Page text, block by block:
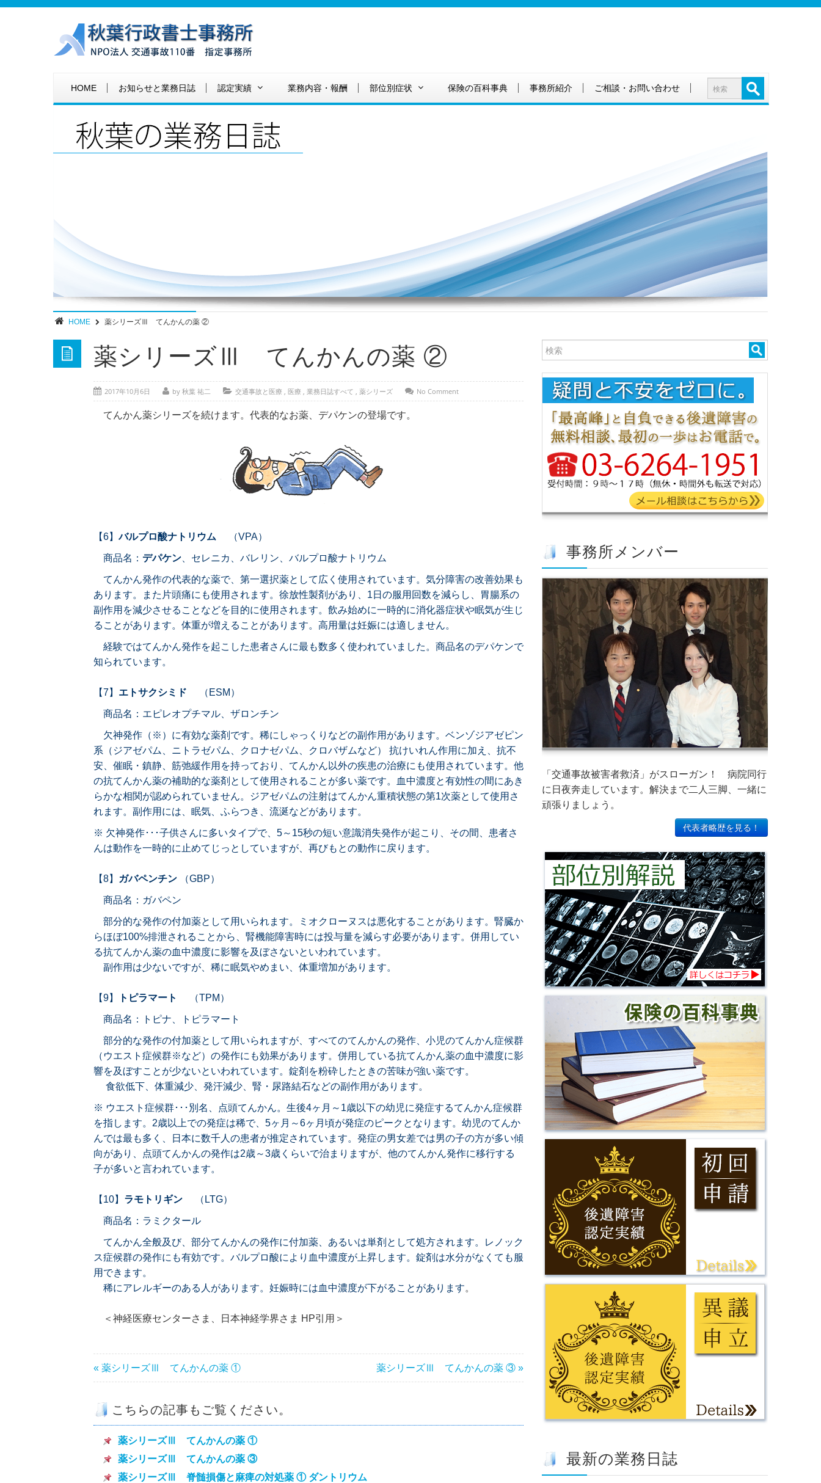
HOME お知らせと業務日誌 認定実績 業務内容・報酬 部位別症状 保険の百科事典 事務所紹介 ご相談・お問い合わせ
HOME 薬シリーズⅢ てんかんの薬 ②
薬シリーズⅢ てんかんの薬 ②
2017年10月6日 by 秋葉 祐二 交通事故と医療 , 医療 , 業務日誌すべて , 薬シリーズ No Comment
てんかん薬シリーズを続けます。代表的なお薬、デパケンの登場です。
【6】バルプロ酸ナトリウム （VPA）
商品名： デパケン、セレニカ、バレリン、バルプロ酸ナトリウム
てんかん発作の代表的な薬で、第一選択薬として広く使用されています。気分障害の改善効果も
あります。また片頭痛にも使用されます。徐放性製剤があり、1日の服用回数を減らし、胃腸系の
副作用を減少させることなどを目的に使用されます。飲み始めに一時的に消化器症状や眠気が生じ
ることがあります。体重が増えることがあります。高用量は妊娠には適しません。
経験ではてんかん発作を起こした患者さんに最も数多く使われていました。商品名のデパケンで
知られています。
【7】 エトサクシミド （ESM）
商品名：エピレオプチマル、ザロンチン
欠神発作（※）に有効な薬剤です。稀にしゃっくりなどの副作用があります。ベンゾジアゼピン
系（ジアゼパム、ニトラゼパム、クロナゼパム、クロバザムなど） 抗けいれん作用に加え、抗不
安、催眠・鎮静、筋弛緩作用を持っており、てんかん以外の疾患の治療にも使用されています。他
の抗てんかん薬の補助的な薬剤として使用されることが多い薬です。血中濃度と有効性の間にあき
らかな相関が認められていません。ジアゼパムの注射はてんかん重積状態の第1次薬として使用さ
れます。副作用には、眠気、ふらつき、流涎などがあります。
※ 欠神発作･･･子供さんに多いタイプで、5～15秒の短い意識消失発作が起こり、その間、患者さ
んは動作を一時的に止めてじっとしていますが、再びもとの動作に戻ります。
【8】 ガバペンチン （GBP）
商品名：ガバペン
部分的な発作の付加薬として用いられます。ミオクローヌスは悪化することがあります。腎臓か
らほぼ100%排泄されることから、腎機能障害時には投与量を減らす必要があります。併用してい
る抗てんかん薬の血中濃度に影響を及ぼさないといわれています。
副作用は少ないですが、稀に眠気やめまい、体重増加があります。
【9】 トピラマート （TPM）
商品名：トピナ、トピラマート
部分的な発作の付加薬として用いられますが、すべてのてんかんの発作、小児のてんかん症候群
（ウエスト症候群※など）の発作にも効果があります。併用している抗てんかん薬の血中濃度に影
響を及ぼすことが少ないといわれています。錠剤を粉砕したときの苦味が強い薬です。
食欲低下、体重減少、発汗減少、腎・尿路結石などの副作用があります。
※ ウエスト症候群･･･別名、点頭てんかん。生後4ヶ月～1歳以下の幼児に発症するてんかん症候群
を指します。2歳以上での発症は稀で、5ヶ月～6ヶ月頃が発症のピークとなります。幼児のてんか
んでは最も多く、日本に数千人の患者が推定されています。発症の男女差では男の子の方が多い傾
向があり、点頭てんかんの発作は2歳～3歳くらいで治まりますが、他のてんかん発作に移行する
子が多いと言われています。
【10】 ラモトリギン（LTG）
商品名：ラミクタール
てんかん全般及び、部分てんかんの発作に付加薬、あるいは単剤として処方されます。レノック
ス症候群の発作にも有効です。バルプロ酸により血中濃度が上昇します。錠剤は水分がなくても服
用できます。
稀にアレルギーのある人があります。妊娠時には血中濃度が下がることがあります。
＜神経医療センターさま、日本神経学界さま HP引用＞
« 薬シリーズⅢ てんかんの薬 ① 薬シリーズⅢ てんかんの薬 ③ »
こちらの記事もご覧ください。
薬シリーズⅢ てんかんの薬 ①
薬シリーズⅢ てんかんの薬 ③
薬シリーズⅢ 脊髄損傷と麻痺の対処薬 ① ダントリウム
事務所メンバー
「交通事故被害者救済」がスローガン！ 病院同行
に日夜奔走しています。解決まで二人三脚、一緒に
頑張りましょう。
代表者略歴を見る！
最新の業務日誌